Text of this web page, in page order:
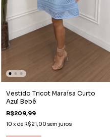
Vestido Tricot Maraísa Curto
Azul Bebê
R$209,99
10 x de R$21,00 sem juros